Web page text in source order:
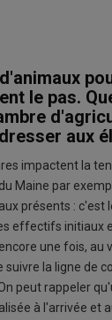
le pas.
aux
impactent la
Maine par
présents : c'est
effectifs initiaux
une fois, au
la ligne de
peut rappeler
à l'arrivée et